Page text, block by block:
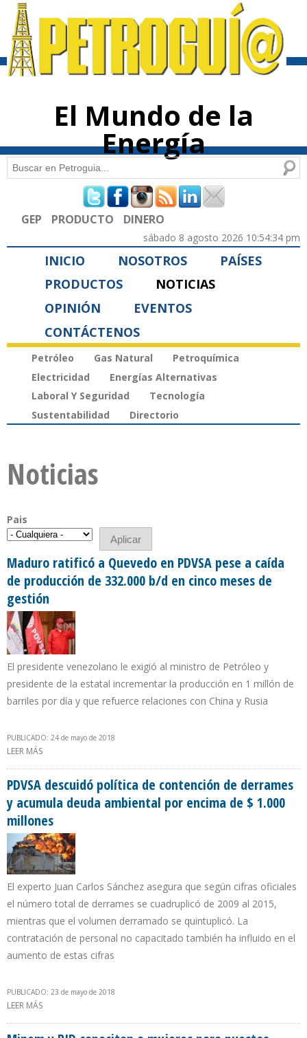
contenido
El Mundo de la
Energía
Formulario de búsqueda
Buscar
GEP PRODUCTO DINERO
sábado 8 agosto 2026 10:54:34 pm
INICIO NOSOTROS
PAÍSES
PRODUCTOS
NOTICIAS
OPINIÓN
EVENTOS
CONTÁCTENOS
Petróleo Gas Natural
Petroquímica
Electricidad
Energías Alternativas
Laboral Y Seguridad
Tecnología
Sustentabilidad
Directorio
Noticias
Pais
Maduro ratificó a Quevedo en PDVSA pese a caída
de producción de 332.000 b/d en cinco meses de
gestión
El presidente venezolano le exigió al ministro de Petróleo y
presidente de la estatal incrementar la producción en 1 millón de
barriles por día y que refuerce relaciones con China y Rusia
PUBLICADO: 24 de mayo de 2018
LEER MÁS
PDVSA descuidó política de contención de derrames
y acumula deuda ambiental por encima de $ 1.000
millones
El experto Juan Carlos Sánchez asegura que según cifras oficiales
el número total de derrames se cuadruplicó de 2009 al 2015,
mientras que el volumen derramado se quintuplicó. La
contratación de personal no capacitado también ha influido en el
aumento de estas cifras
PUBLICADO: 23 de mayo de 2018
LEER MÁS